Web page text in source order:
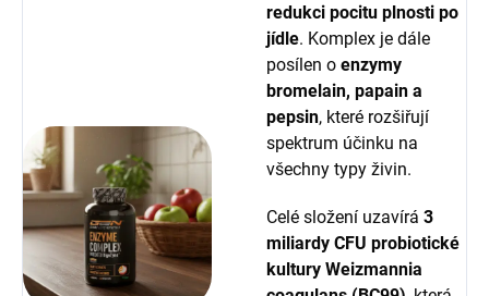
redukci pocitu plnosti po
jídle. Komplex je dále
posílen o enzymy
bromelain, papain a
pepsin, které rozšiřují
spektrum účinku na
všechny typy živin.
Celé složení uzavírá 3
miliardy CFU probiotické
kultury Weizmannia